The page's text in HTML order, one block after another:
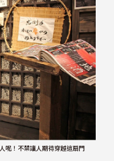
呢！不禁讓人期待穿越這扇門